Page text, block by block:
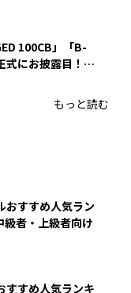
100CB」「B-
式にお披露目！
もっと読む
おすすめ人気ラン
者・上級者向け
すすめ人気ランキ